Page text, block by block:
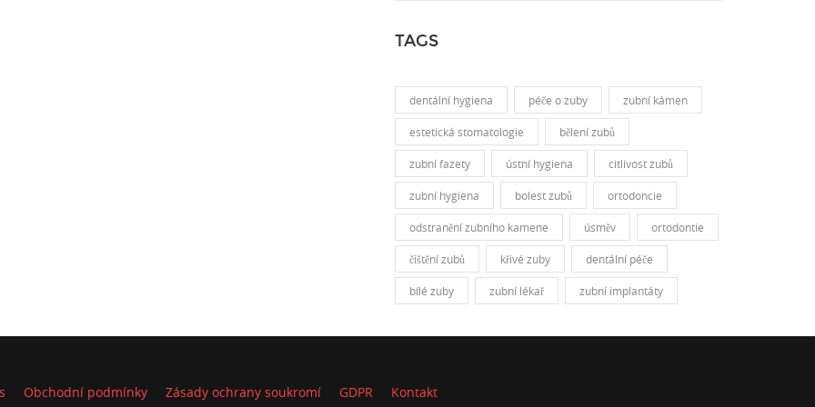
TAGS
dentální hygiena péče o zuby zubní kámen
estetická stomatologie bělení zubů
zubní fazety ústní hygiena citlivost zubů
zubní hygiena bolest zubů ortodoncie
odstranění zubního kamene úsměv ortodontie
čištění zubů křivé zuby dentální péče
bílé zuby zubní lékař zubní implantáty
Obchodní podmínky Zásady ochrany soukromí GDPR Kontakt